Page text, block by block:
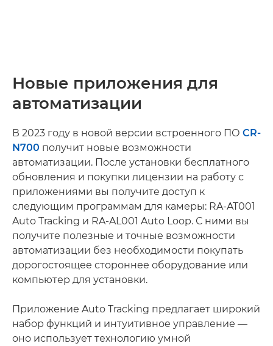
Новые приложения для
автоматизации
В 2023 году в новой версии встроенного ПО CR-
N700 получит новые возможности
автоматизации. После установки бесплатного
обновления и покупки лицензии на работу с
приложениями вы получите доступ к
следующим программам для камеры: RA-AT001
Auto Tracking и RA-AL001 Auto Loop. С ними вы
получите полезные и точные возможности
автоматизации без необходимости покупать
дорогостоящее стороннее оборудование или
компьютер для установки.
Приложение Auto Tracking предлагает широкий
набор функций и интуитивное управление —
оно использует технологию умной